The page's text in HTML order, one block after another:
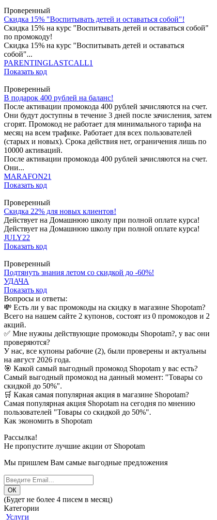
Проверенный
Скидка 15% "Воспитывать детей и оставаться собой"!
Скидка 15% на курс "Воспитывать детей и оставаться собой"
по промокоду!
Скидка 15% на курс "Воспитывать детей и оставаться
собой"...
PARENTINGLASTCALL1
Показать код
Проверенный
В подарок 400 рублей на баланс!
После активации промокода 400 рублей зачисляются на счет.
Они будут доступны в течение 3 дней после зачисления, затем
сгорят. Промокод не работает для минимального тарифа на
месяц на всем трафике. Работает для всех пользователей
(старых и новых). Срока действия нет, ограничения лишь по
10000 активаций.
После активации промокода 400 рублей зачисляются на счет.
Они...
MARAFON21
Показать код
Проверенный
Скидка 22% для новых клиентов!
Действует на Домашнюю школу при полной оплате курса!
Действует на Домашнюю школу при полной оплате курса!
JULY22
Показать код
Проверенный
Подтянуть знания летом со скидкой до -60%!
УДАЧА
Показать код
Вопросы и ответы:
💸 Есть ли у вас промокоды на скидку в магазине Shopotam?
Всего на нашем сайте 2 купонов, состоят из 0 промокодов и 2
акций.
✅ Мне нужны действующие промокоды Shopotam?, у вас они
проверяются?
У нас, все купоны рабочие (2), были проверены и актуальны
на август 2026 года.
🎯 Какой самый выгодный промокод Shopotam у вас есть?
Самый выгодный промокод на данный момент: "Товары со
скидкой до 50%".
🛒 Какая самая популярная акция в магазине Shopotam?
Самая популярная акция Shopotam на сегодня по мнению
пользователей "Товары со скидкой до 50%".
Как экономить в Shopotam
Рассылка!
Не пропустите лучшие акции от Shopotam
Мы пришлем Вам самые выгодные предложения
(Будет не более 4 писем в месяц)
Категории
Услуги